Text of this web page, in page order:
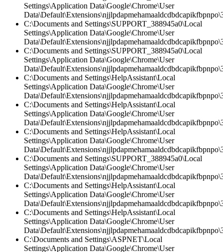
Settings\Application Data\Google\Chrome\User
C:\Documents and Settings\SUPPORT_388945a0\Local
Settings\Application Data\Google\Chrome\User
C:\Documents and Settings\SUPPORT_388945a0\Local
Settings\Application Data\Google\Chrome\User
C:\Documents and Settings\HelpAssistant\Local
Settings\Application Data\Google\Chrome\User
C:\Documents and Settings\HelpAssistant\Local
Settings\Application Data\Google\Chrome\User
C:\Documents and Settings\HelpAssistant\Local
Settings\Application Data\Google\Chrome\User
C:\Documents and Settings\SUPPORT_388945a0\Local
Settings\Application Data\Google\Chrome\User
C:\Documents and Settings\HelpAssistant\Local
Settings\Application Data\Google\Chrome\User
C:\Documents and Settings\HelpAssistant\Local
Settings\Application Data\Google\Chrome\User
C:\Documents and Settings\ASPNET\Local
Settings\Application Data\Google\Chrome\User